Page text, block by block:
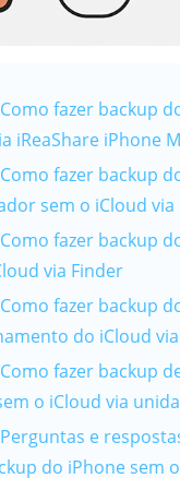
fazer backup
iReaShare iPhone
fazer backup
sem o iCloud via
fazer backup
via Finder
fazer backup
do iCloud
fazer backup
o iCloud via
e
do iPhone sem